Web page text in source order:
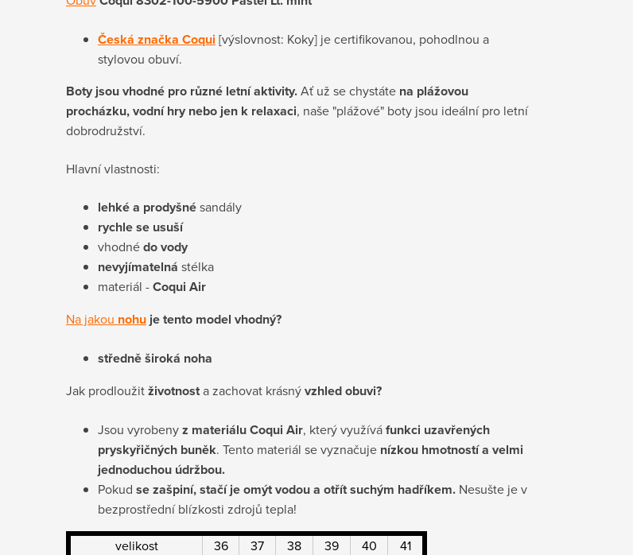
Česká značka Coqui [výslovnost: Koky] je certifikovanou, pohodlnou a
stylovou obuví.
Boty jsou vhodné pro různé letní aktivity.Ať už se chystáte na plážovou
procházku, vodní hry nebo jen k relaxaci, naše "plážové" boty jsou ideální pro letní
dobrodružství.
Hlavní vlastnosti:
lehké a prodyšnésandály
rychle se usuší
vhodnédo vody
nevyjímatelná stélka
materiál -Coqui Air
Na jakou nohuje tento model vhodný?
středně široká noha
Jak prodloužitživotnosta zachovat krásnývzhled obuvi?
Jsou vyrobenyz materiálu Coqui Air, který využíváfunkci uzavřených
pryskyřičných buněk. Tento materiál se vyznačuje nízkou hmotností a velmi
jednoduchou údržbou.
Pokud se zašpiní, stačí je omýt vodou a otřít suchým hadříkem. Nesušte je v
bezprostřední blízkosti zdrojů tepla!
velikost 36 37 38 39 40
41